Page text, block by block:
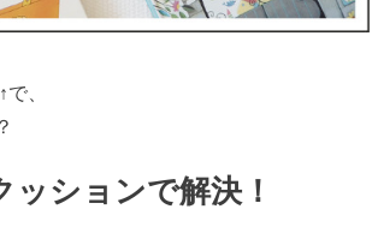
、
ションで解決！